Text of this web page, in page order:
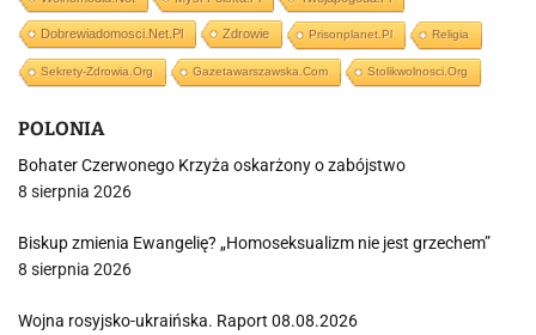
Dobrewiadomosci.net.pl Zdrowie Prisonplanet.pl Religia
Sekrety-Zdrowia.org Gazetawarszawska.com Stolikwolnosci.org
POLONIA
Bohater Czerwonego Krzyża oskarżony o zabójstwo
8 sierpnia 2026
Biskup zmienia Ewangelię? „Homoseksualizm nie jest grzechem”
8 sierpnia 2026
Wojna rosyjsko-ukraińska. Raport 08.08.2026